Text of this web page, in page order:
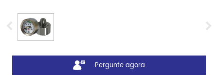
Pergunte agora